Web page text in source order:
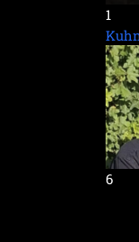
1
6